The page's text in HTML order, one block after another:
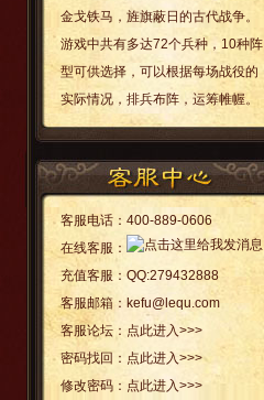
金戈铁马，旌旗蔽日的古代战争。
游戏中共有多达72个兵种，10种阵
型可供选择，可以根据每场战役的
实际情况，排兵布阵，运筹帷幄。
客服电话： 400-889-0606
在线客服：
充值客服： QQ:279432888
客服邮箱： kefu@lequ.com
客服论坛： 点此进入>>>
密码找回： 点此进入>>>
修改密码： 点此进入>>>